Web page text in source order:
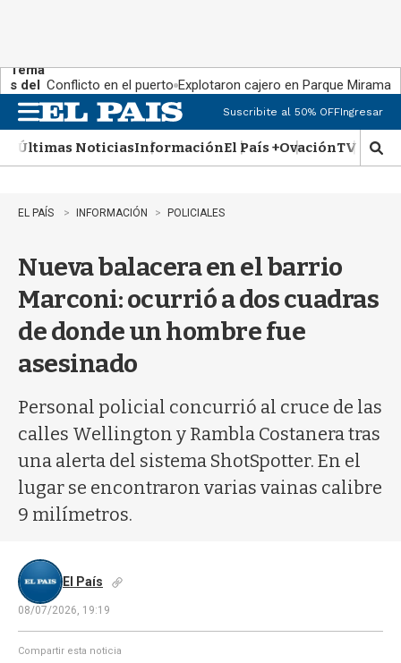
Tema
s del
día:
Conflicto en el puerto Explotaron cajero en Parque Miramar
n
u
Suscribite al 50% OFFIngresar
Últimas NoticiasInformaciónEl País +OvaciónTV Show
M
o
�
a
EL PAÍS INFORMACIÓN POLICIALES
Nueva balacera en el barrio
Marconi: ocurrió a dos cuadras
de donde un hombre fue
asesinado
Personal policial concurrió al cruce de las
calles Wellington y Rambla Costanera tras
una alerta del sistema ShotSpotter. En el
lugar se encontraron varias vainas calibre
9 milímetros.
El País
08/07/2026, 19:19
Compartir esta noticia